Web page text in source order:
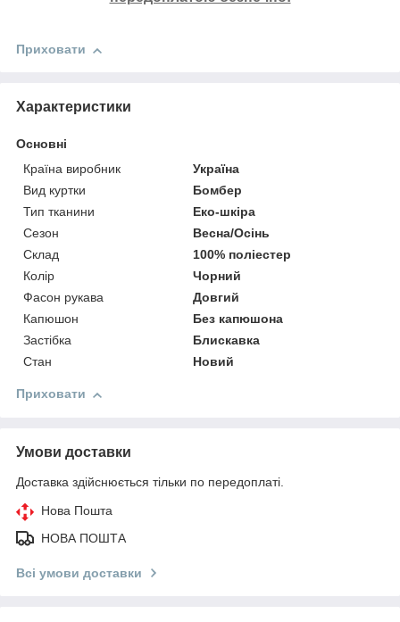
Приховати
Характеристики
Основні
Країна виробник
Україна
Вид куртки
Бомбер
Тип тканини
Еко-шкіра
Сезон
Весна/Осінь
Склад
100% поліестер
Колір
Чорний
Фасон рукава
Довгий
Капюшон
Без капюшона
Застібка
Блискавка
Стан
Новий
Приховати
Умови доставки
Доставка здійснюється тільки по передоплаті.
Нова Пошта
НОВА ПОШТА
Всі умови доставки